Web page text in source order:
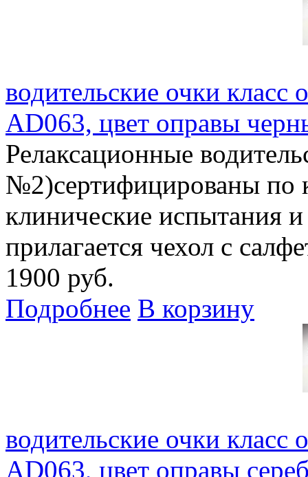
водительские очки
AD063, цвет оправы
Релаксационные
№2)сертифицированы по
клинические испытания
прилагается чехол с
1900 руб.
Подробнее В корзину
водительские очки
AD063, цвет оправы